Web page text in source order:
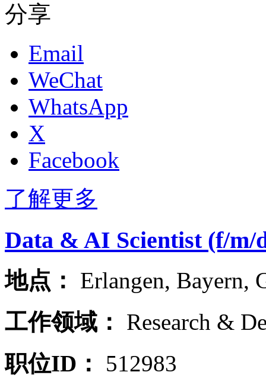
分享
Email
WeChat
WhatsApp
X
Facebook
了解更多
Data & AI Scientist (f/m/
地点： Erlangen, Bayern,
工作领域： Research &
职位ID： 512983